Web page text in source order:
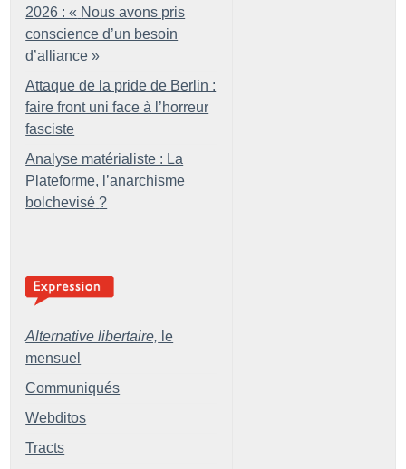
2026 : « Nous avons pris
conscience d’un besoin
d’alliance »
Attaque de la pride de Berlin :
faire front uni face à l’horreur
fasciste
Analyse matérialiste : La
Plateforme, l’anarchisme
bolchevisé ?
Alternative libertaire, le
mensuel
Communiqués
Webditos
Tracts